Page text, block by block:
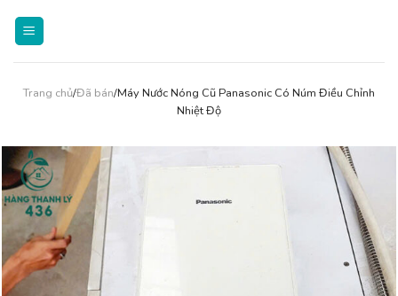
Trang chủ/Đã bán/Máy Nước Nóng Cũ Panasonic Có Núm Điều Chỉnh
Nhiệt Độ